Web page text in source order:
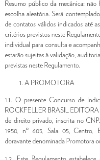
Resumo público da mecânica:
escolha aleatória. Será
de contatos válidos indicados até
critérios previstos neste
individual para consulta e
estarão sujeitas à validação,
previstas neste Regulamento.
A PROMOTORA
1.1. O presente Concurso de
ROCKFELLER BRASIL
de direito privado, inscrita no
1950, nº 605, Sala 05, Centro,
doravante denominada Promotora